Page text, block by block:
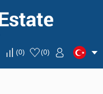
(0) (0)